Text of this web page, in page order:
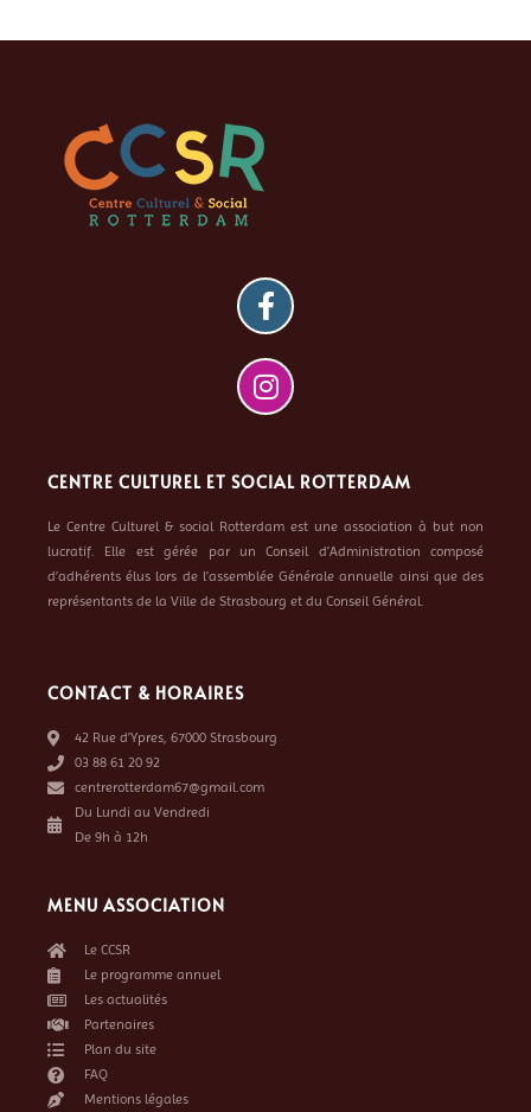
CENTRE CULTUREL ET SOCIAL ROTTERDAM
Le Centre Culturel & social Rotterdam est une association à but non
lucratif. Elle est gérée par un Conseil d’Administration composé
d’adhérents élus lors de l’assemblée Générale annuelle ainsi que des
représentants de la Ville de Strasbourg et du Conseil Général.
CONTACT & HORAIRES
42 Rue d’Ypres, 67000 Strasbourg
03 88 61 20 92
centrerotterdam67@gmail.com
Du Lundi au Vendredi
De 9h à 12h
MENU ASSOCIATION
Le CCSR
Le programme annuel
Les actualités
Partenaires
Plan du site
FAQ
Mentions légales